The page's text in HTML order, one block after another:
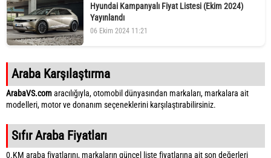
Hyundai Kampanyalı Fiyat Listesi (Ekim 2024)
Yayınlandı
06 Ekim 2024 11:21
Araba Karşılaştırma
ArabaVS.comaracılığıyla, otomobil dünyasından markaları, markalara ait
modelleri, motor ve donanım seçeneklerini karşılaştırabilirsiniz.
Sıfır Araba Fiyatları
0.KM araba fiyatlarını, markaların güncel liste fiyatlarına ait son değerleri